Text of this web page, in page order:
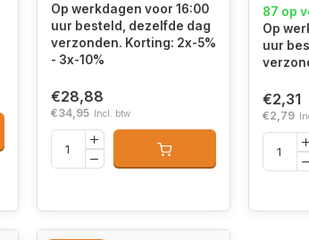
Op werkdagen voor 16:00
uur besteld, dezelfde dag
verzonden. Korting: 2x-5%
- 3x-10%
€28,88
€34,95 Incl. btw
87 op
Op
uur
€2,31
€2,79